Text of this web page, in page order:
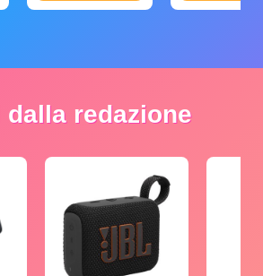
dalla redazione